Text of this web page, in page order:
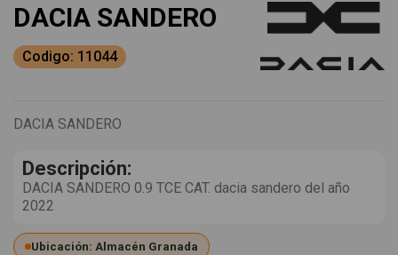
DACIA SANDERO
Codigo: 11044
DACIA SANDERO
Descripción:
DACIA SANDERO 0.9 TCE CAT. dacia sandero del año
2022
Ubicación: Almacén Granada